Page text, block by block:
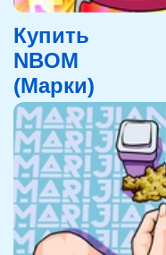
Купить
NBOM
(Марки)